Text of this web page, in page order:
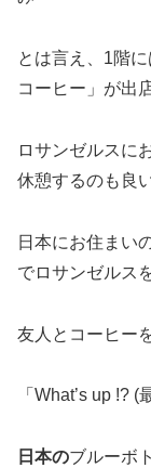
とは言え、1階
コーヒー」が出
ロサンゼルスに
休憩するのも良
日本にお住まい
でロサンゼルス
友人とコーヒー
「What’s up !? (
日本のブルーボ